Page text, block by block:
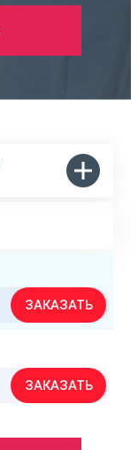
ЗАКАЗАТЬ
ЗАКАЗАТЬ